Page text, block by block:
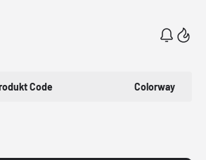
Code Colorway